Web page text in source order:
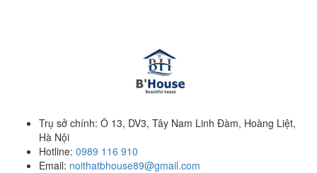
Trụ sở chính: Ô 13, DV3, Tây Nam Linh Đàm, Hoàng Liệt,
Hà Nội
Hotline: 0989 116 910
Email: noithatbhouse89@gmail.com